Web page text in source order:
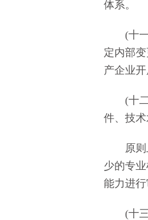
体系。
(十一)
定内部
产企业
(十二)
件、技
原则上
少的专
能力进
(十三)